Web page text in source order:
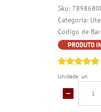
Sku:
Categoria:
Código de
PRODUTO
Unidade: un